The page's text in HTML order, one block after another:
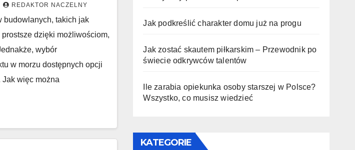
REDAKTOR NACZELNY
budowlanych, takich jak
prostsze dzięki możliwościom,
wybór
w morzu dostępnych opcji
więc można
Jak podkreślić charakter domu już na progu
Jak zostać skautem piłkarskim – Przewodnik po
świecie odkrywców talentów
Ile zarabia opiekunka osoby starszej w Polsce?
Wszystko, co musisz wiedzieć
KATEGORIE